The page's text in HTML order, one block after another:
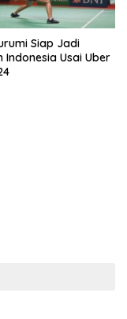
Siap Jadi
Indonesia Usai Uber